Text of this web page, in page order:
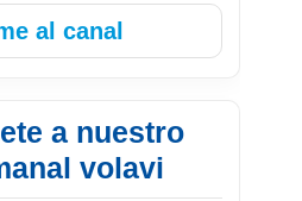
al canal
a nuestro
volavi